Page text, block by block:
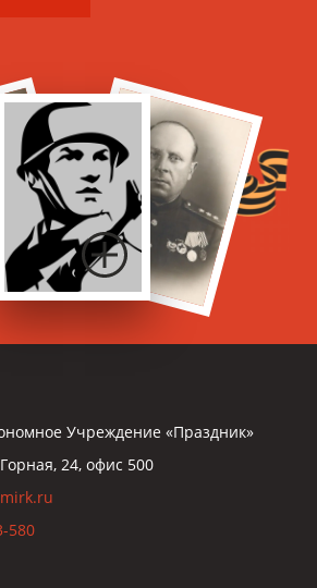
Учреждение «Праздник»
24, офис 500
580